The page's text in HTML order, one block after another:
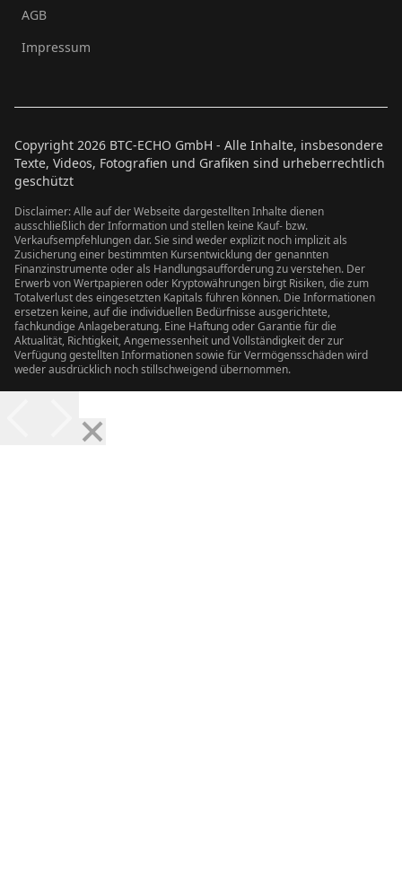
AGB
Impressum
Copyright 2026 BTC-ECHO GmbH - Alle Inhalte, insbesondere
Texte, Videos, Fotografien und Grafiken sind urheberrechtlich
geschützt
Disclaimer: Alle auf der Webseite dargestellten Inhalte dienen
ausschließlich der Information und stellen keine Kauf- bzw.
Verkaufsempfehlungen dar. Sie sind weder explizit noch implizit als
Zusicherung einer bestimmten Kursentwicklung der genannten
Finanzinstrumente oder als Handlungsaufforderung zu verstehen. Der
Erwerb von Wertpapieren oder Kryptowährungen birgt Risiken, die zum
Totalverlust des eingesetzten Kapitals führen können. Die Informationen
ersetzen keine, auf die individuellen Bedürfnisse ausgerichtete,
fachkundige Anlageberatung. Eine Haftung oder Garantie für die
Aktualität, Richtigkeit, Angemessenheit und Vollständigkeit der zur
Verfügung gestellten Informationen sowie für Vermögensschäden wird
weder ausdrücklich noch stillschweigend übernommen.